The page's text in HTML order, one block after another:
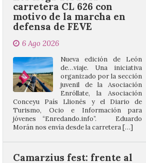
6 Ago 2026
Nueva edición de León
de…viaje. Una iniciativa
Enróllate, la Asociación
Conceyu País Llionés y el Diario de
Turismo, Ocio e Información para
jóvenes “Enredando.info”. Eduardo
Morán nos envía desde la carretera […]
Camarzius fest: frente al
macroevento, un festival